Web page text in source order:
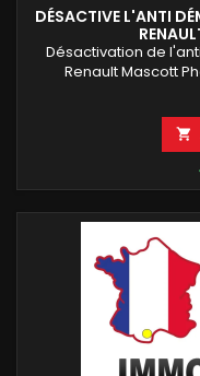
DÉSACTIVE L'ANTI
Désactivation de
Renault Mascott
démarrage causées
endommagé.
sans modification des
rapide, testé avant
